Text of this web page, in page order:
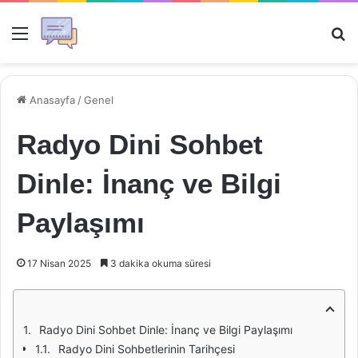
Menü
Anasayfa /Genel
Radyo Dini Sohbet
Dinle: İnanç ve Bilgi
Paylaşımı
17 Nisan 2025 3 dakika okuma süresi
Radyo Dini Sohbet Dinle: İnanç ve Bilgi Paylaşımı
Radyo Dini Sohbetlerinin Tarihçesi